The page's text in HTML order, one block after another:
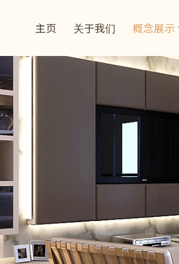
主页 关于我们 概念展示